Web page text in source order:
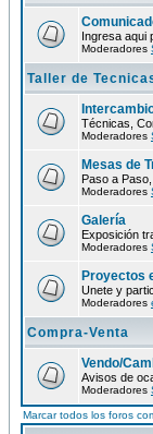
Ingresa aqui
Moderadores
Taller de
Técnicas,
Moderadores
Mesas de
Paso a
Moderadores
Galería
Exposición
Moderadores
Proyectos
Unete y
Moderadores
Compra-Venta
Vendo/
Avisos de
Moderadores
Marcar todos los foros